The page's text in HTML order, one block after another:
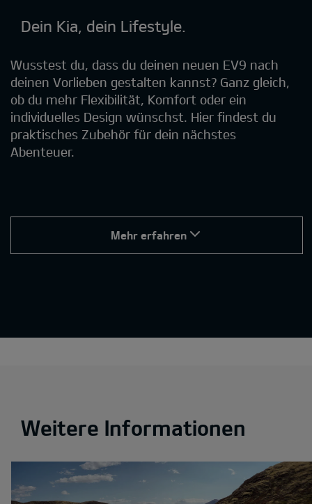
Dein Kia, dein Lifestyle.
Wusstest du, dass du deinen neuen EV9 nach
deinen Vorlieben gestalten kannst? Ganz gleich,
ob du mehr Flexibilität, Komfort oder ein
individuelles Design wünschst. Hier findest du
praktisches Zubehör für dein nächstes
Abenteuer.
Mehr erfahren
Weitere Informationen